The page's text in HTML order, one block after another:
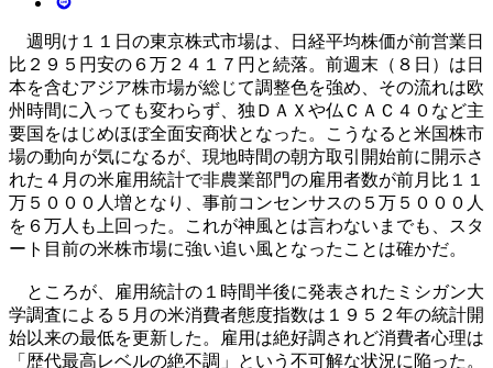
週明け１１日の東京株式市場は、日経平均株価が前営業日
比２９５円安の６万２４１７円と続落。前週末（８日）は日
本を含むアジア株市場が総じて調整色を強め、その流れは欧
州時間に入っても変わらず、独ＤＡＸや仏ＣＡＣ４０など主
要国をはじめほぼ全面安商状となった。こうなると米国株市
場の動向が気になるが、現地時間の朝方取引開始前に開示さ
れた４月の米雇用統計で非農業部門の雇用者数が前月比１１
万５０００人増となり、事前コンセンサスの５万５０００人
を６万人も上回った。これが神風とは言わないまでも、スタ
ート目前の米株市場に強い追い風となったことは確かだ。
ところが、雇用統計の１時間半後に発表されたミシガン大
学調査による５月の米消費者態度指数は１９５２年の統計開
始以来の最低を更新した。雇用は絶好調されど消費者心理は
「歴代最高レベルの絶不調」という不可解な状況に陥った。